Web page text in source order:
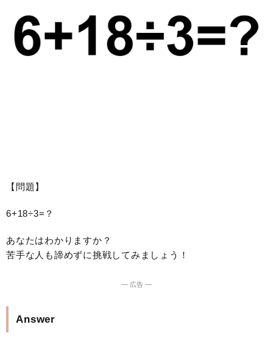
【問題】
6+18÷3=？
あなたはわかりますか？
苦手な人も諦めずに挑戦してみましょう！
― 広告 ―
Answer